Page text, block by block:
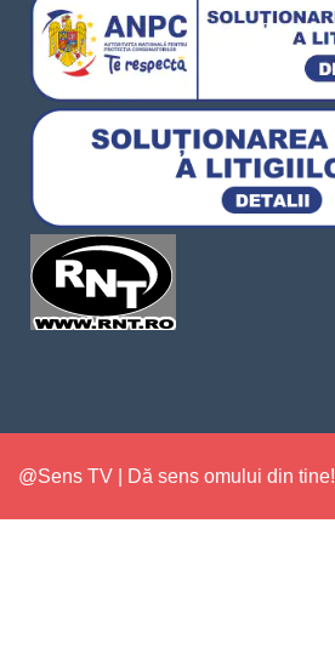
@Sens TV | Dă sens omului din tine!